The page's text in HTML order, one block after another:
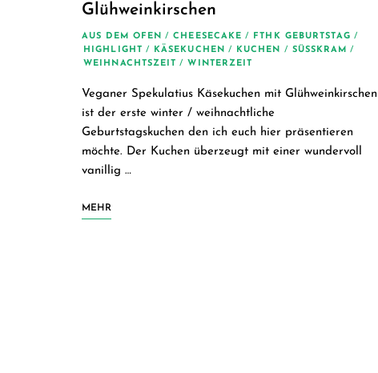
Glühweinkirschen
AUS DEM OFEN / CHEESECAKE / FTHK GEBURTSTAG /
HIGHLIGHT
/ KÄSEKUCHEN / KUCHEN / SÜSSKRAM
/
WEIHNACHTSZEIT
/ WINTERZEIT
Veganer Spekulatius Käsekuchen mit Glühweinkirschen
ist der erste winter / weihnachtliche
Geburtstagskuchen den ich euch hier präsentieren
möchte. Der Kuchen überzeugt mit einer wundervoll
vanillig …
MEHR